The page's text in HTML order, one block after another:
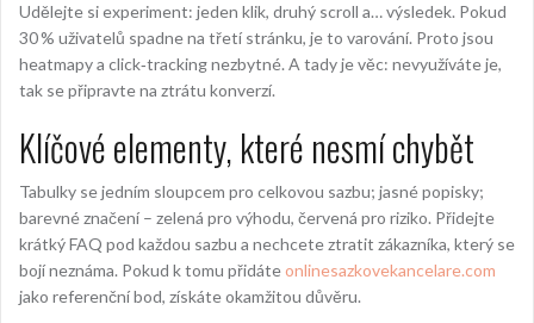
Udělejte si experiment: jeden klik, druhý scroll a… výsledek. Pokud
30 % uživatelů spadne na třetí stránku, je to varování. Proto jsou
heatmapy a click‑tracking nezbytné. A tady je věc: nevyužíváte je,
tak se připravte na ztrátu konverzí.
Klíčové elementy, které nesmí chybět
Tabulky se jedním sloupcem pro celkovou sazbu; jasné popisky;
barevné značení – zelená pro výhodu, červená pro riziko. Přidejte
krátký FAQ pod každou sazbu a nechcete ztratit zákazníka, který se
bojí neznáma. Pokud k tomu přidáteonlinesazkovekancelare.com
jako referenční bod, získáte okamžitou důvěru.